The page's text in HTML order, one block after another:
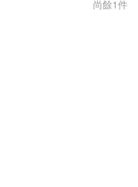
尚餘1件